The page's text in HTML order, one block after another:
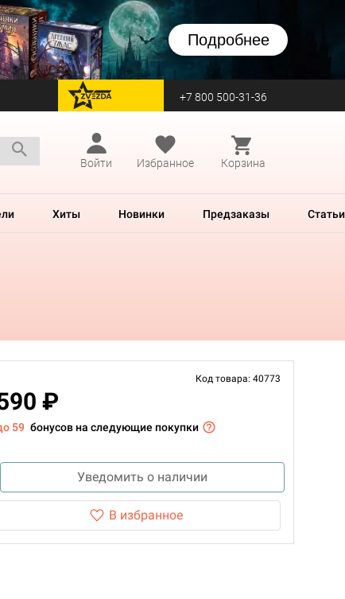
Подробнее
перейти на Zvezda +7 800 500-31-36
Войти
Избранное Корзина
Хиты Новинки Предзаказы Статьи
Код товара: 40773
₽
59 бонусов на следующие покупки
Уведомить о наличии
В избранное